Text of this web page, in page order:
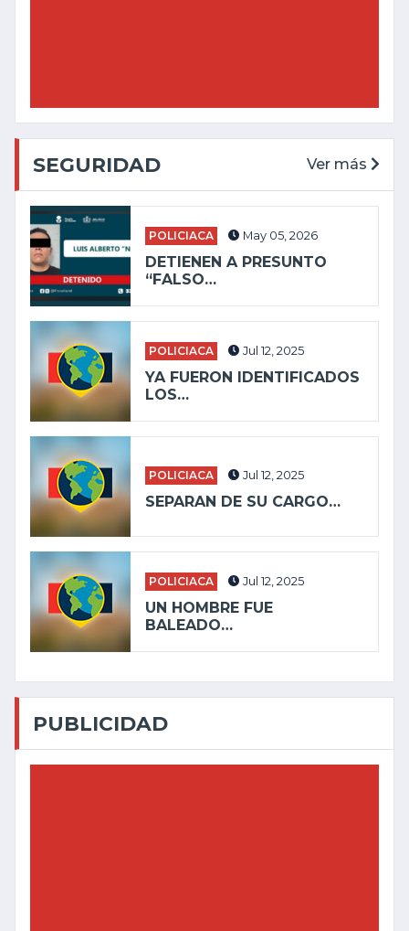
SEGURIDAD Ver más
POLICIACA May 05, 2026
DETIENEN A PRESUNTO
“FALSO…
POLICIACA Jul 12, 2025
YA FUERON IDENTIFICADOS
LOS…
POLICIACA Jul 12, 2025
SEPARAN DE SU CARGO…
POLICIACA Jul 12, 2025
UN HOMBRE FUE
BALEADO…
PUBLICIDAD